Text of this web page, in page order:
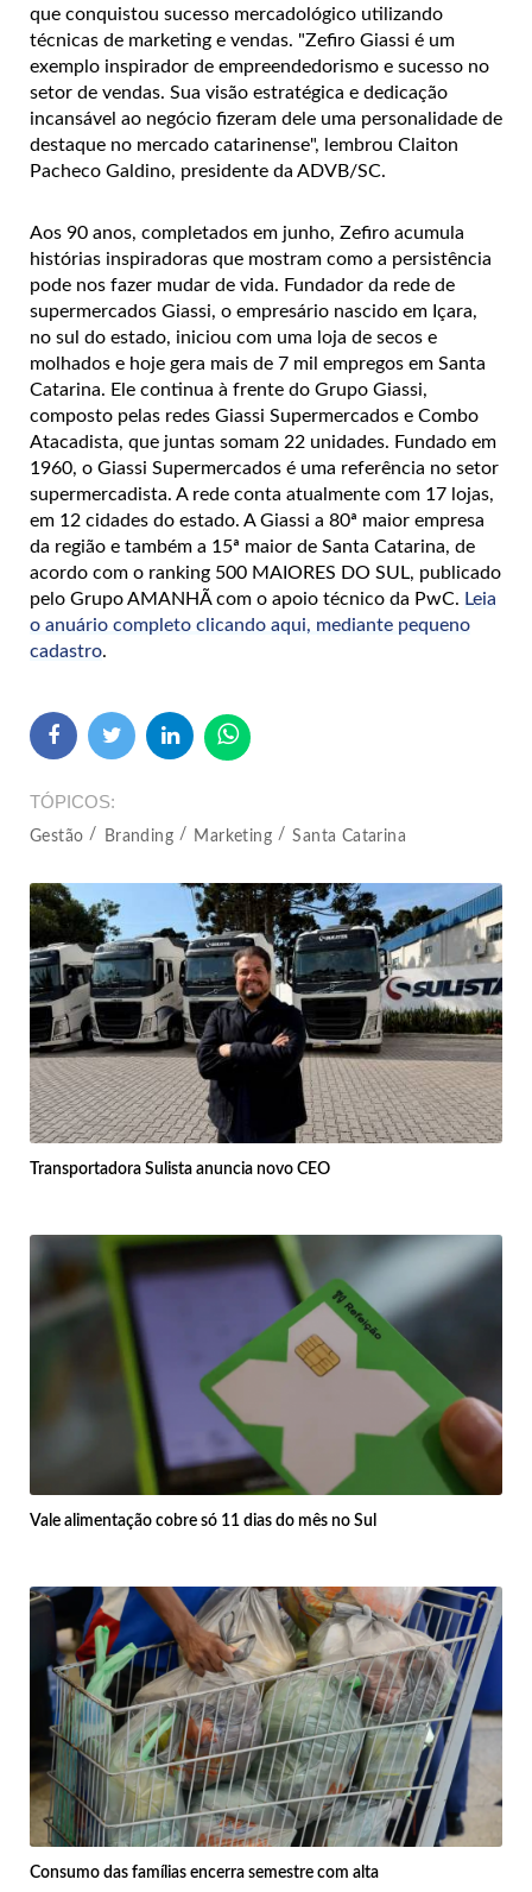
que conquistou sucesso mercadológico utilizando
técnicas de marketing e vendas. "Zefiro Giassi é um
exemplo inspirador de empreendedorismo e sucesso no
setor de vendas. Sua visão estratégica e dedicação
incansável ao negócio fizeram dele uma personalidade de
destaque no mercado catarinense", lembrou Claiton
Pacheco Galdino, presidente da ADVB/SC.
Aos 90 anos, completados em junho, Zefiro acumula
histórias inspiradoras que mostram como a persistência
pode nos fazer mudar de vida. Fundador da rede de
supermercados Giassi, o empresário nascido em Içara,
no sul do estado, iniciou com uma loja de secos e
molhados e hoje gera mais de 7 mil empregos em Santa
Catarina. Ele continua à frente do Grupo Giassi,
composto pelas redes Giassi Supermercados e Combo
Atacadista, que juntas somam 22 unidades. Fundado em
1960, o Giassi Supermercados é uma referência no setor
supermercadista. A rede conta atualmente com 17 lojas,
em 12 cidades do estado. A Giassi a 80ª maior empresa
da região e também a 15ª maior de Santa Catarina, de
acordo com o ranking 500 MAIORES DO SUL, publicado
pelo Grupo AMANHÃ com o apoio técnico da PwC. Leia
o anuário completo clicando aqui, mediante pequeno
cadastro.
TÓPICOS
Gestão Branding Marketing Santa Catarina
Transportadora Sulista anuncia novo CEO
Vale alimentação cobre só 11 dias do mês no Sul
Consumo das famílias encerra semestre com alta